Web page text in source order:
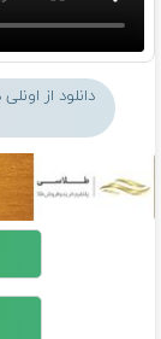
دانلود از